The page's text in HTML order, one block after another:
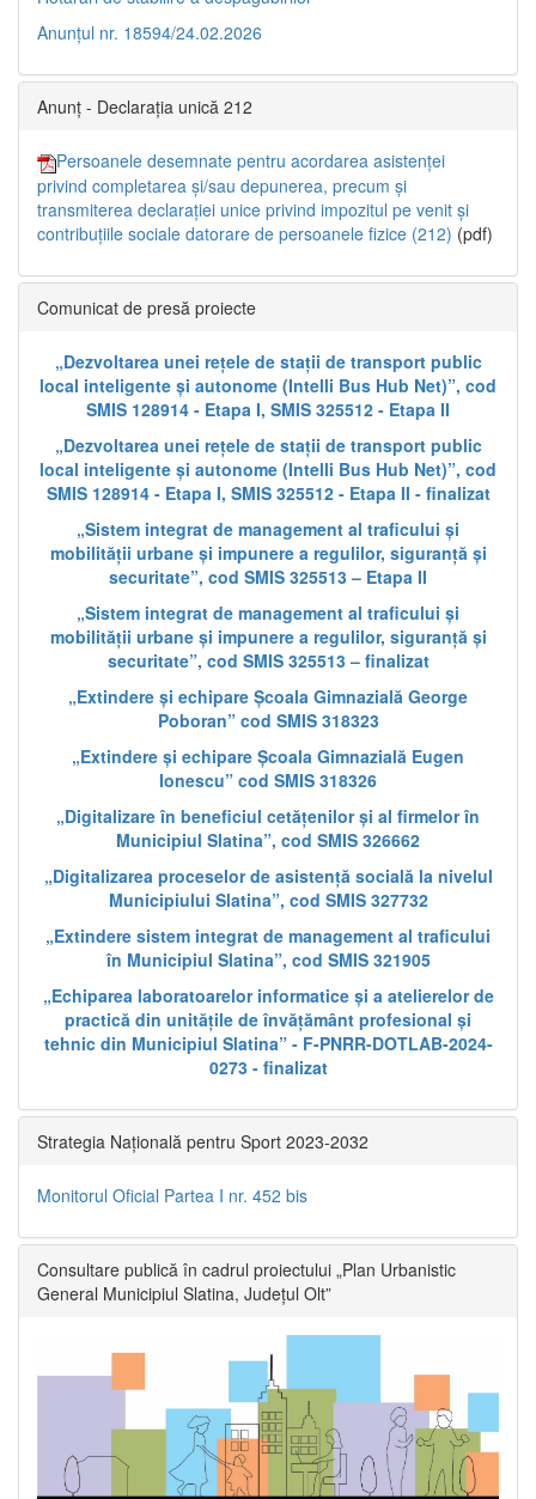
Anunțul nr. 18594/24.02.2026
Anunț - Declarația unică 212
Persoanele desemnate pentru acordarea asistenței
privind completarea și/sau depunerea, precum și
transmiterea declarației unice privind impozitul pe venit și
contribuțiile sociale datorare de persoanele fizice (212) (pdf)
Comunicat de presă proiecte
„Dezvoltarea unei rețele de stații de transport public
local inteligente și autonome (Intelli Bus Hub Net)”, cod
SMIS 128914 - Etapa I, SMIS 325512 - Etapa II
„Dezvoltarea unei rețele de stații de transport public
local inteligente și autonome (Intelli Bus Hub Net)”, cod
SMIS 128914 - Etapa I, SMIS 325512 - Etapa II - finalizat
„Sistem integrat de management al traficului și
mobilității urbane și impunere a regulilor, siguranță și
securitate”, cod SMIS 325513 – Etapa II
„Sistem integrat de management al traficului și
mobilității urbane și impunere a regulilor, siguranță și
securitate”, cod SMIS 325513 – finalizat
„Extindere și echipare Școala Gimnazială George
Poboran” cod SMIS 318323
„Extindere și echipare Școala Gimnazială Eugen
Ionescu” cod SMIS 318326
„Digitalizare în beneficiul cetățenilor și al firmelor în
Municipiul Slatina”, cod SMIS 326662
„Digitalizarea proceselor de asistență socială la nivelul
Municipiului Slatina”, cod SMIS 327732
„Extindere sistem integrat de management al traficului
în Municipiul Slatina”, cod SMIS 321905
„Echiparea laboratoarelor informatice și a atelierelor de
practică din unitățile de învățământ profesional și
tehnic din Municipiul Slatina” - F-PNRR-DOTLAB-2024-
0273 - finalizat
Strategia Națională pentru Sport 2023-2032
Monitorul Oficial Partea I nr. 452 bis
Consultare publică în cadrul proiectului „Plan Urbanistic
General Municipiul Slatina, Județul Olt”